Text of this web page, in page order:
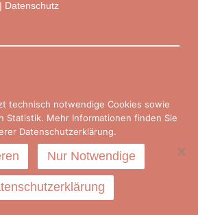
Datenschutz
technisch notwendige Cookies sowie
Statistik. Mehr Informationen finden Sie
Datenschutzerklärung.
Nur Notwendige